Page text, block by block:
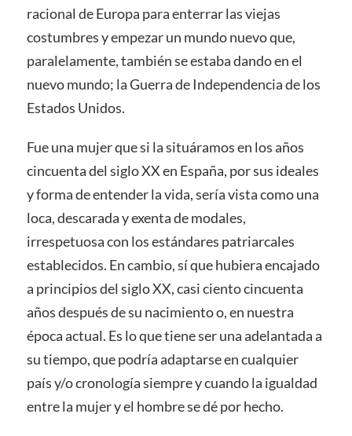
racional de Europa para enterrar las viejas
costumbres y empezar un mundo nuevo que,
paralelamente, también se estaba dando en el
nuevo mundo; la Guerra de Independencia de los
Estados Unidos.
Fue una mujer que si la situáramos en los años
cincuenta del siglo XX en España, por sus ideales
y forma de entender la vida, sería vista como una
loca, descarada y exenta de modales,
irrespetuosa con los estándares patriarcales
establecidos. En cambio, sí que hubiera encajado
a principios del siglo XX, casi ciento cincuenta
años después de su nacimiento o, en nuestra
época actual. Es lo que tiene ser una adelantada a
su tiempo, que podría adaptarse en cualquier
país y/o cronología siempre y cuando la igualdad
entre la mujer y el hombre se dé por hecho.